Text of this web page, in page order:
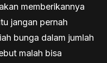
memberikannya
jangan pernah
bunga dalam jumlah
malah bisa